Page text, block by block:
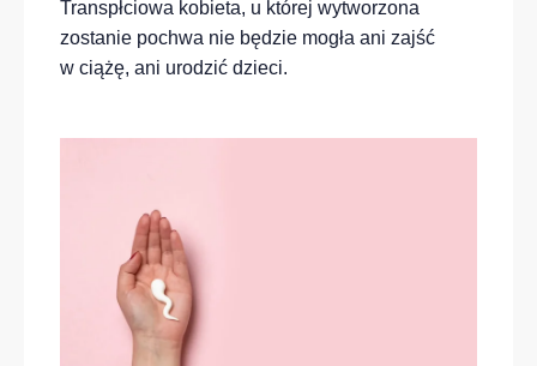
Transpłciowa kobieta, u której wytworzona
zostanie pochwa nie będzie mogła ani zajść
w ciążę, ani urodzić dzieci.